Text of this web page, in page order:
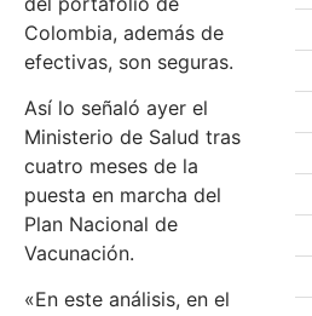
Colombia, además de
efectivas, son seguras.
Así lo señaló ayer el
Ministerio de Salud tras
cuatro meses de la
puesta en marcha del
Plan Nacional de
Vacunación.
«En este análisis, en el